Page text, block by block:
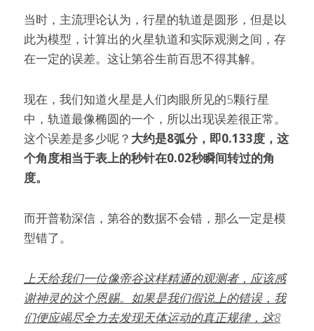
当时，主流理论认为，行星的轨道是圆形，但是以
此为模型，计算出的火星轨道和实际观测之间，存
在一定的误差。这让第谷生前百思不得其解。
现在，我们知道火星是人们肉眼所见的5颗行星
中，轨道最像椭圆的一个，所以出现误差很正常。
这个误差是多少呢？ 大约是8弧分，即0.133度，这
个角度相当于表上的秒针在0.02秒瞬间转过的角
度。
而开普勒深信，第谷的数据不会错，那么一定是模
型错了。
上天给我们一位像帝谷这样精通的观测者，应该感
谢神灵的这个恩赐。如果是我们假说上的错误，我
们便应竭尽全力去发现天体运动的真正规律，这8